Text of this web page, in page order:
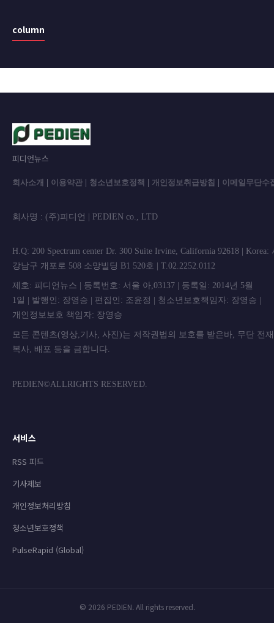
column
피디언뉴스
회사소개 | 이용약관 | 청소년보호정책 | 개인정보취급방침 | 이메일무단수
회사명 : (주)피디언 | PEDIEN co.,
H.Q: 200 Spectrum center Dr. 300 Suite Irvine, California 92618 | Korea:
강남구 개포로 508 소망빌딩 B1 520호 | T.02.2252.0112
제호: 피디언뉴스 | 등록번호: 서울 아,03137 | 등록일: 2014년 5월
1일 | 발행인: 장영승 | 편집인: 조윤정 | 청소년보호책임자: 장영승 |
개인정보보호 책임자: 장영승
모든 콘텐츠(영상,기사, 사진)는 저작권법의 보호를 받은바, 무단 전
복사, 배포 등을 금합니
PEDIEN©ALLRIGHTS RESERVED.
서비스
RSS 피드
기사제보
개인정보처리방침
청소년보호정책
PulseRapid (Global)
© 2026 PEDIEN. All rights reserved.